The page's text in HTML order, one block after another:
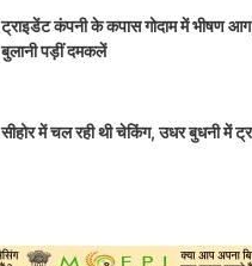
ट्राइडेंट कंपनी के कपास गोदाम में भीषण
बुलानी पड़ीं दमकलें
सीहोर में चल रही थी चेकिंग, उधर बुधनी में